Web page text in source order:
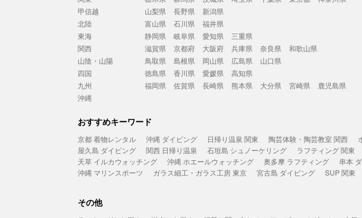
甲信越
山梨県 長野県
新潟県
北陸
富山県 石川県
福井県
東海
静岡県 岐阜県 愛知県
三重県
関西
滋賀県 京都府 大阪府 兵庫県 奈良県
和歌山県
山陰・山陽
鳥取県 島根県 岡山県 広島県
山口県
四国
徳島県 香川県 愛媛県
高知県
九州
福岡県 佐賀県 長崎県 熊本県 大分県 宮崎県
鹿児島県
沖縄
おすすめキーワード
京都 着物レンタル 沖縄 ダイビング 日帰り温泉 関東 陶芸体験・陶芸教室 関西
屋久島 ダイビング
関西 日帰り温泉 石垣島 シュノーケリング ラフティング 関東
天草 イルカウォッチング
沖縄 ホエールウォッチング 奥多摩 ラフティング 串本
沖縄 マリンスポーツ
ガラス細工・ガラス工房 東京 宮古島 ダイビング SUP 関東
その他